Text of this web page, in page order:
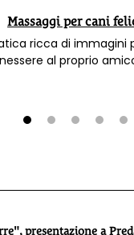
Massaggi per cani
ricca di immagini
offrire benessere al
presentazione a